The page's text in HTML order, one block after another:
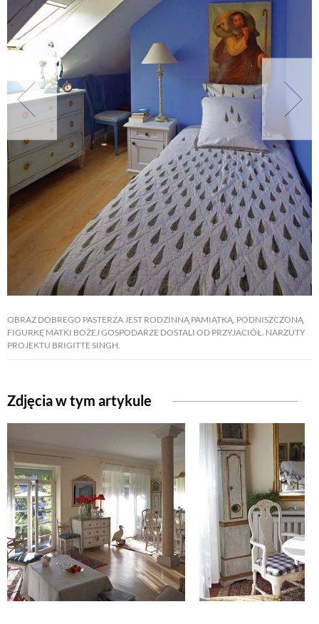
OBRAZ DOBREGO PASTERZA JEST RODZINNĄ PAMIĄTKĄ, PODNISZCZONĄ
FIGURKĘ MATKI BOŻEJ GOSPODARZE DOSTALI OD PRZYJACIÓŁ. NARZUTY
PROJEKTU BRIGITTE SINGH.
Zdjęcia w tym artykule
NATURALNIE
URODA
NATURALNA APTECZKA
DLA DOMU
EKO ŻYCIE
PRZYRODA
ZWIERZĘTA W NATURZE
GRZYBY
KRAJOBRAZ
RĘKODZIEŁO
RZEMIOSŁO
ZWYCZAJE